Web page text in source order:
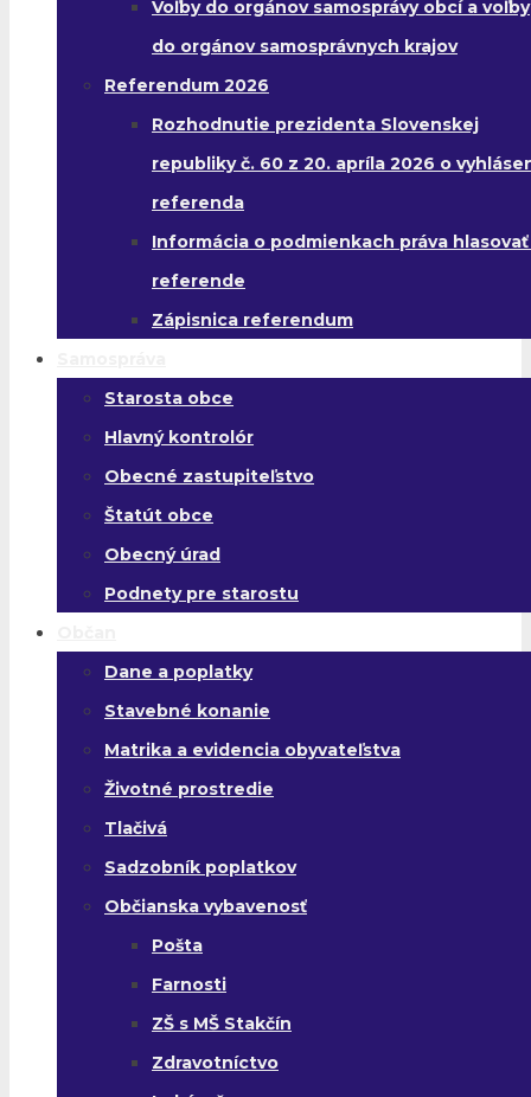
Voľby do orgánov samosprávy obcí a voľby
do orgánov samosprávnych krajov
Referendum 2026
Rozhodnutie prezidenta Slovenskej
republiky č. 60 z 20. apríla 2026 o
referenda
Informácia o podmienkach práva hlasovať
referende
Zápisnica referendum
Starosta obce
Hlavný kontrolór
Obecné zastupiteľstvo
Štatút obce
Obecný úrad
Podnety pre starostu
Dane a poplatky
Stavebné konanie
Matrika a evidencia obyvateľstva
Životné prostredie
Tlačivá
Sadzobník poplatkov
Občianska vybavenosť
Pošta
Farnosti
ZŠ s MŠ Stakčín
Zdravotníctvo